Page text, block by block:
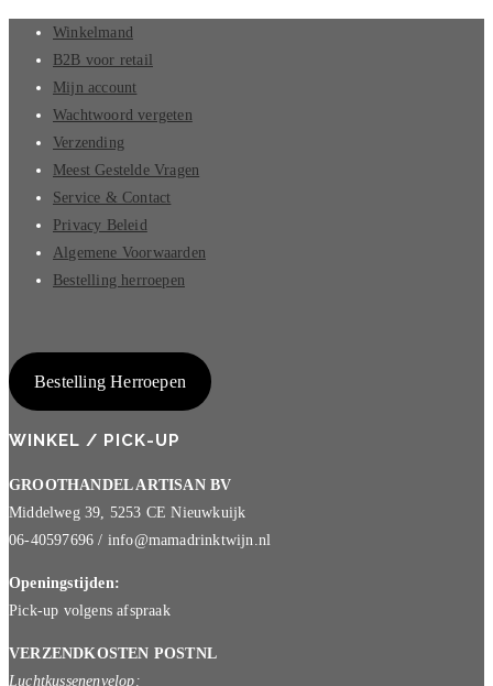
Winkelmand
B2B voor retail
Mijn account
Wachtwoord vergeten
Verzending
Meest Gestelde Vragen
Service & Contact
Privacy Beleid
Algemene Voorwaarden
Bestelling herroepen
Bestelling Herroepen
WINKEL / PICK-UP
GROOTHANDEL ARTISAN BV
Middelweg 39, 5253 CE Nieuwkuijk
06-40597696 / info@mamadrinktwijn.nl
Openingstijden:
Pick-up volgens afspraak
VERZENDKOSTEN POSTNL
Luchtkussenenvelop: